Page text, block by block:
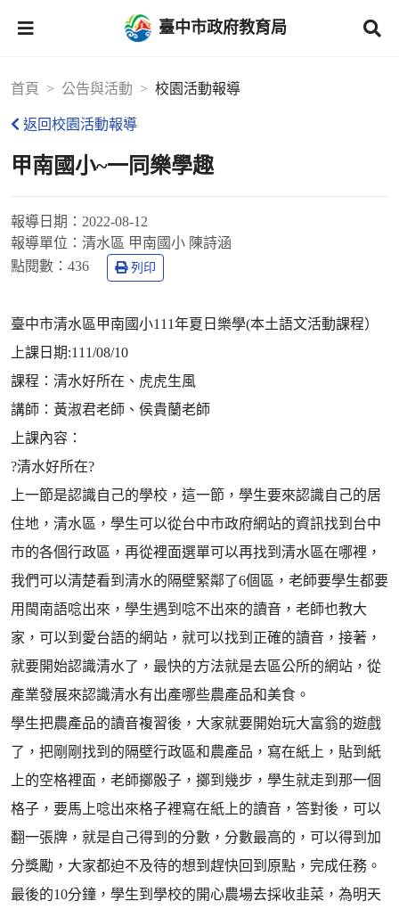
臺中市政府教育局
首頁 公告與活動 校園活動報導
返回校園活動報導
甲南國小~一同樂學趣
報導日期： 2022-08-12
報導單位： 清水區 甲南國小 陳詩涵
點閱數： 436 列印
臺中市清水區甲南國小111年夏日樂學(本土語文活動課程）
上課日期:111/08/10
課程：清水好所在、虎虎生風
講師：黃淑君老師、侯貴蘭老師
上課內容：
?清水好所在?
上一節是認識自己的學校，這一節，學生要來認識自己的居
住地，清水區，學生可以從台中市政府網站的資訊找到台中
市的各個行政區，再從裡面選單可以再找到清水區在哪裡，
我們可以清楚看到清水的隔壁緊鄰了6個區，老師要學生都要
用閩南語唸出來，學生遇到唸不出來的讀音，老師也教大
家，可以到愛台語的網站，就可以找到正確的讀音，接著，
就要開始認識清水了，最快的方法就是去區公所的網站，從
產業發展來認識清水有出產哪些農產品和美食。
學生把農產品的讀音複習後，大家就要開始玩大富翁的遊戲
了，把剛剛找到的隔壁行政區和農產品，寫在紙上，貼到紙
上的空格裡面，老師擲骰子，擲到幾步，學生就走到那一個
格子，要馬上唸出來格子裡寫在紙上的讀音，答對後，可以
翻一張牌，就是自己得到的分數，分數最高的，可以得到加
分獎勵，大家都迫不及待的想到趕快回到原點，完成任務。
最後的10分鐘，學生到學校的開心農場去採收韭菜，為明天